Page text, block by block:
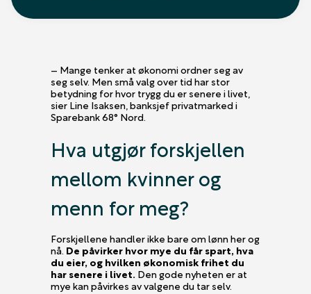
– Mange tenker at økonomi ordner seg av
seg selv. Men små valg over tid har stor
betydning for hvor trygg du er senere i livet,
sier Line Isaksen, banksjef privatmarked i
Sparebank 68° Nord.
Hva utgjør forskjellen
mellom kvinner og
menn for meg?
Forskjellene handler ikke bare om lønn her og
nå. De påvirker hvor mye du får spart, hva
du eier, og hvilken økonomisk frihet du
har senere i livet. Den gode nyheten er at
mye kan påvirkes av valgene du tar selv.